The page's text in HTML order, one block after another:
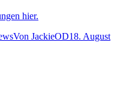
hier.
Von JackieOD18. August